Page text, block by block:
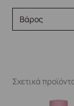
Βάρος
Σχετικά